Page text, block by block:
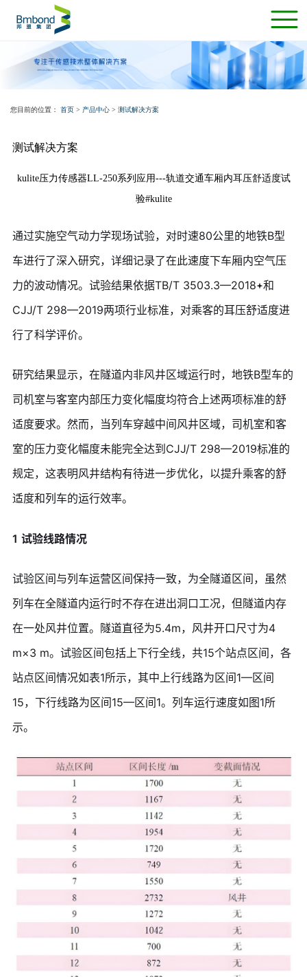
您目前的位置： 首页 > 产品中心 > 测试解决方案
测试解决方案
kulite压力传感器LL-250系列应用---轨道交通车厢内耳压舒适度试
验#kulite
通过实施空气动力学现场试验，对时速80公里的地铁B型
车进行了深入研究，详细记录了在此速度下车厢内空气压
力的波动情况。试验结果依据TB/T 3503.3—2018 和
CJJ/T 298—2019两项行业标准，对乘客的耳压舒适度进
行了科学评价。
研究结果显示，在隧道内非风井区域运行时，地铁B型车的
司机室与客室内部压力变化幅度均符合上述两项标准的舒
适度要求。然而，当列车穿越中间风井区域，司机室和客
室的压力变化幅度未能完全达到CJJ/T 298—2019标准的
规定，这表明风井结构有待进一步优化，以提升乘客的舒
适度和列车的运行效率。
1 试验线路情况
试验区间与列车运营区间保持一致，为全隧道区间，虽然
列车在全隧道内运行时不存在进出洞口工况，但隧道内存
在一处风井位置。隧道直径为5.4m，风井开口尺寸为4
m×3 m。试验区间包括上下行全线，共15个站点区间，各
站点区间情况如表1所示，其中上行线路为区间1—区间
15，下行线路为区间15—区间1。列车运行速度如图1所
示。